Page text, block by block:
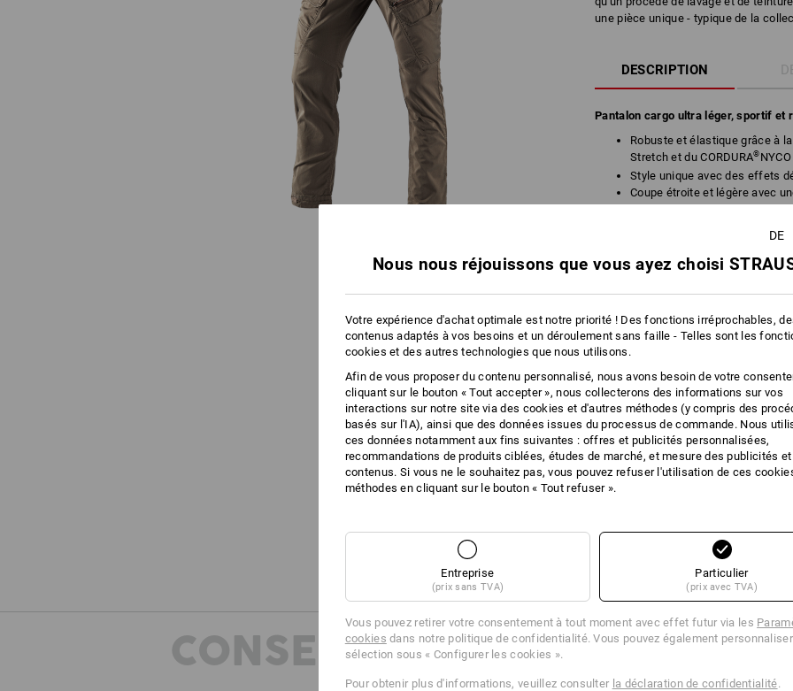
une pièce unique - typique de la
DESCRIPTION
Pantalon cargo ultra léger, sportif et
Robuste et élastique grâce à
Stretch et du CORDURA® NYCO
Style unique avec des effets
Coupe étroite et légère avec
Coutures en diagonales
Avec fermeture-éclair et
2 poches fendues, une avec
poche à fermeture-éclair
2 poches revolver, dont une
Jambe gauche :
poche pour téléphone
poches séparées
Jambe droite : poche de
pour mètre pliant, poche pour
couteau et compartiment pour
Ourlet froncé avec cordon
Oeillet pratique pour attacher
Matière :
Tissu extérieur 48% Coton / 36%
(ca. 170 g/m²)
Lavage en machine à 40 °C
Séchage en machine - cycle
Nettoyage à sec au
perchlorétylène possible
CONSEILS D'ACHAT
DE
Nous nous réjouissons que vous ayez choisi
Votre expérience d'achat optimale est notre priorité ! Des fonctions irréprochables,
contenus adaptés à vos besoins et un déroulement sans faille - Telles sont les
cookies et des autres technologies que nous utilisons.
Afin de vous proposer du contenu personnalisé, nous avons besoin de votre
cliquant sur le bouton « Tout accepter », nous collecterons des informations sur vos
interactions sur notre site via des cookies et d'autres méthodes (y compris des
basés sur l'IA), ainsi que des données issues du processus de commande. Nous
ces données notamment aux fins suivantes : offres et publicités personnalisées,
recommandations de produits ciblées, études de marché, et mesure des publicités et
contenus. Si vous ne le souhaitez pas, vous pouvez refuser l'utilisation de ces
méthodes en cliquant sur le bouton « Tout refuser ».
Entreprise
(prix sans TVA)
Particulier
(prix avec TVA)
Vous pouvez retirer votre consentement à tout moment avec effet futur via les
cookies dans notre politique de confidentialité. Vous pouvez également
sélection sous « Configurer les cookies ».
Pour obtenir plus d'informations, veuillez consulter la déclaration de confidentialité.